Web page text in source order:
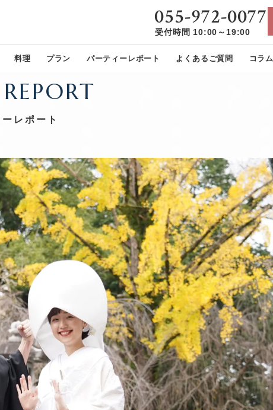
055-972-0077
受付時間 10:00～19:00
料理 プラン パーティーレポート よくあるご質問 コラム
レポート